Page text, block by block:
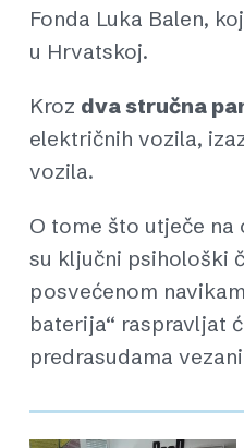
Fonda Luka Balen,
u Hrvatskoj.
Kroz dva stručna
električnih vozila,
vozila.
O tome što utječe
su ključni psihološki
posvećenom
baterija“ raspravljat
predrasudama